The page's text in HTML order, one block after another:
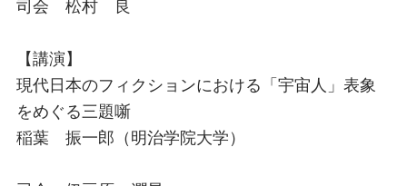
【講演】
現代⽇本のフィクションにおける「宇宙⼈」表象
をめぐる三題噺
稲葉 振一郎（明治学院大学）